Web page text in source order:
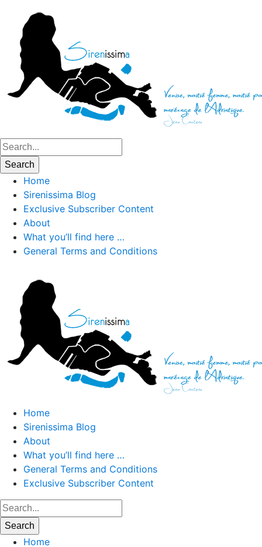
Home
Sirenissima Blog
Exclusive Subscriber Content
About
What you’ll find here …
General Terms and Conditions
Home
Sirenissima Blog
About
What you’ll find here …
General Terms and Conditions
Exclusive Subscriber Content
Home